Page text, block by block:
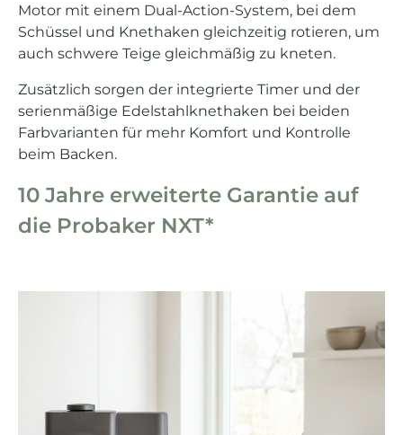
Motor mit einem Dual-Action-System, bei dem
Schüssel und Knethaken gleichzeitig rotieren, um
auch schwere Teige gleichmäßig zu kneten.
Zusätzlich sorgen der integrierte Timer und der
serienmäßige Edelstahlknethaken bei beiden
Farbvarianten für mehr Komfort und Kontrolle
beim Backen.
10 Jahre erweiterte Garantie auf
die Probaker NXT*